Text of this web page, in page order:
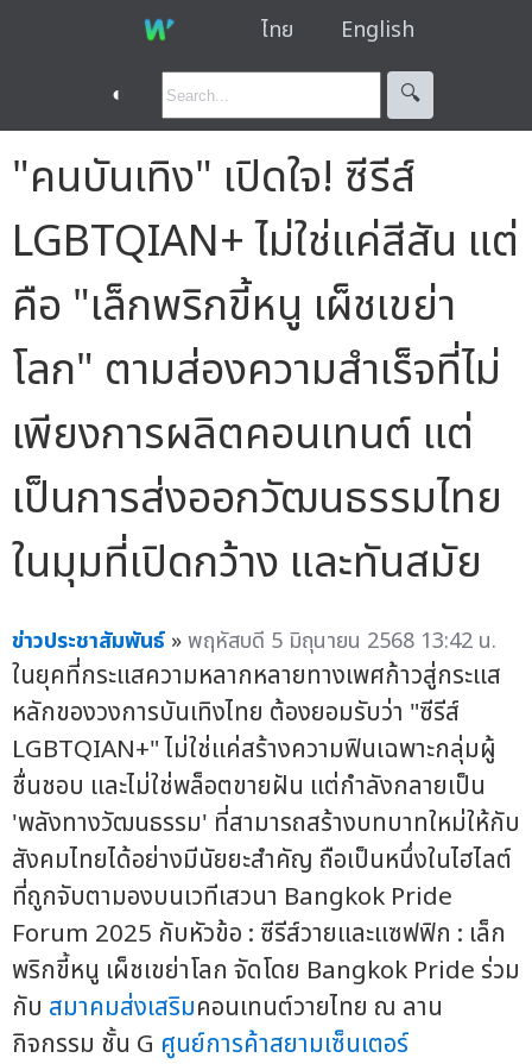
ไทย English
◐ 🔍︎
"คนบันเทิง" เปิดใจ! ซีรีส์
LGBTQIAN+ ไม่ใช่แค่สีสัน แต่
คือ "เล็กพริกขี้หนู เผ็ชเขย่า
โลก" ตามส่องความสำเร็จที่ไม่
เพียงการผลิตคอนเทนต์ แต่
เป็นการส่งออกวัฒนธรรมไทย
ในมุมที่เปิดกว้าง และทันสมัย
ข่าวประชาสัมพันธ์ »พฤหัสบดี 5 มิถุนายน 2568 13:42 น.
ในยุคที่กระแสความหลากหลายทางเพศก้าวสู่กระแส
หลักของวงการบันเทิงไทย ต้องยอมรับว่า "ซีรีส์
LGBTQIAN+" ไม่ใช่แค่สร้างความฟินเฉพาะกลุ่มผู้
ชื่นชอบ และไม่ใช่พล็อตขายฝัน แต่กำลังกลายเป็น
'พลังทางวัฒนธรรม' ที่สามารถสร้างบทบาทใหม่ให้กับ
สังคมไทยได้อย่างมีนัยยะสำคัญ ถือเป็นหนึ่งในไฮไลต์
ที่ถูกจับตามองบนเวทีเสวนา Bangkok Pride
Forum 2025 กับหัวข้อ : ซีรีส์วายและแซฟฟิก : เล็ก
พริกขี้หนู เผ็ชเขย่าโลก จัดโดย Bangkok Pride ร่วม
กับ สมาคมส่งเสริมคอนเทนต์วายไทย ณ ลาน
กิจกรรม ชั้น G ศูนย์การค้าสยามเซ็นเตอร์